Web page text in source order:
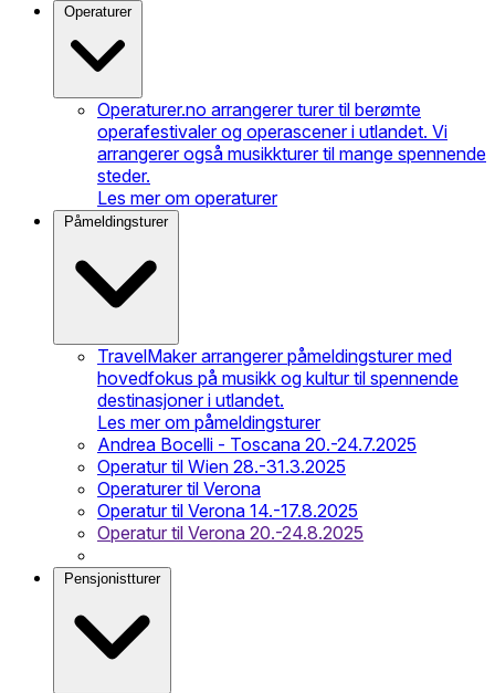
Operaturer
Operaturer.no arrangerer turer til berømte
operafestivaler og operascener i utlandet. Vi
arrangerer også musikkturer til mange spennende
steder.
Les mer om operaturer
Påmeldingsturer
TravelMaker arrangerer påmeldingsturer med
hovedfokus på musikk og kultur til spennende
destinasjoner i utlandet.
Les mer om påmeldingsturer
Andrea Bocelli - Toscana 20.-24.7.2025
Operatur til Wien 28.-31.3.2025
Operaturer til Verona
Operatur til Verona 14.-17.8.2025
Operatur til Verona 20.-24.8.2025
Pensjonistturer